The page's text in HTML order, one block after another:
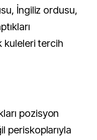
İngiliz ordusu,
kuleleri tercih
pozisyon
periskoplarıyla